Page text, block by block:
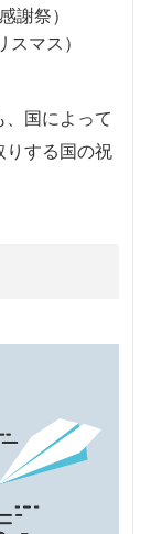
謝祭）
マス）
国によって
りする国の祝